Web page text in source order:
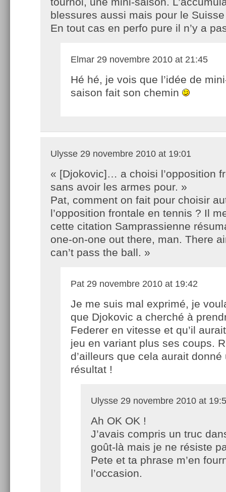
blessures aussi mais pour le
En tout cas en perfo pure il n’y a
Elmar 29 novembre 2010 at 21:45
Hé hé, je vois que l’idée de
saison fait son chemin
Ulysse 29 novembre 2010 at 19:01
« [Djokovic]… a choisi l’opposition
sans avoir les armes pour. »
Pat, comment on fait pour choisir
l’opposition frontale en tennis ? Il
cette citation Samprassienne
one-on-one out there, man. There
can’t pass the ball. »
Pat 29 novembre 2010 at 19:42
Je me suis mal exprimé, je
que Djokovic a cherché à
Federer en vitesse et qu’il
jeu en variant plus ses coups.
d’ailleurs que cela aurait donné
résultat !
Ulysse 29 novembre 2010 at
Ah OK OK !
J’avais compris un truc
goût-là mais je ne résiste
Pete et ta phrase m’en
l’occasion.